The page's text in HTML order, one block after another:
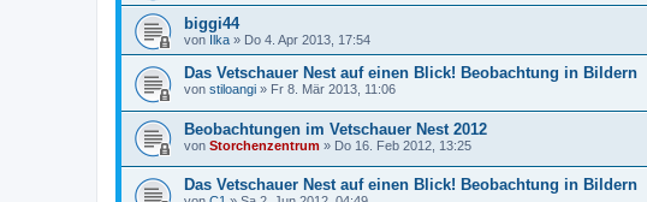
biggi44
von Ilka » Do 4. Apr 2013, 17:54
Das Vetschauer Nest auf einen Blick! Beobachtung in Bildern
von stiloangi » Fr 8. Mär 2013, 11:06
Beobachtungen im Vetschauer Nest 2012
von Storchenzentrum » Do 16. Feb 2012, 13:25
Das Vetschauer Nest auf einen Blick! Beobachtung in Bildern